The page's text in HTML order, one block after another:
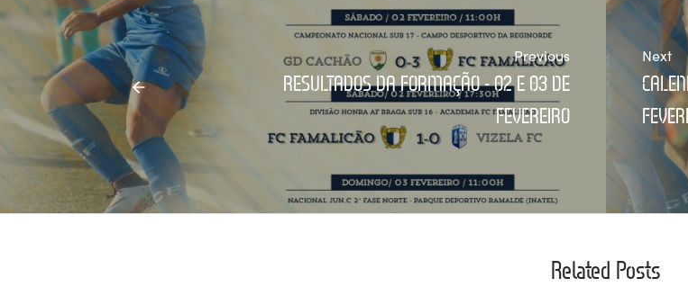
Previous
RESULTADOS DA FORMAÇÃO - 02 E 03 DE
FEVEREIRO
Next
Related Posts